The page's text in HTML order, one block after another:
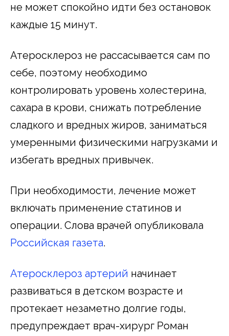
не может спокойно идти без остановок
каждые 15 минут.
Атеросклероз не рассасывается сам по
себе, поэтому необходимо
контролировать уровень холестерина,
сахара в крови, снижать потребление
сладкого и вредных жиров, заниматься
умеренными физическими нагрузками и
избегать вредных привычек.
При необходимости, лечение может
включать применение статинов и
операции. Слова врачей опубликовала
Российская газета.
Атеросклероз артерий начинает
развиваться в детском возрасте и
протекает незаметно долгие годы,
предупреждает врач-хирург Роман